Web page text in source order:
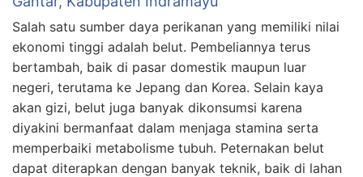
Salah satu sumber daya perikanan yang memiliki nilai
ekonomi tinggi adalah belut. Pembeliannya terus
bertambah, baik di pasar domestik maupun luar
negeri, terutama ke Jepang dan Korea. Selain kaya
akan gizi, belut juga banyak dikonsumsi karena
diyakini bermanfaat dalam menjaga stamina serta
memperbaiki metabolisme tubuh. Peternakan belut
dapat diterapkan dengan banyak teknik, baik di lahan